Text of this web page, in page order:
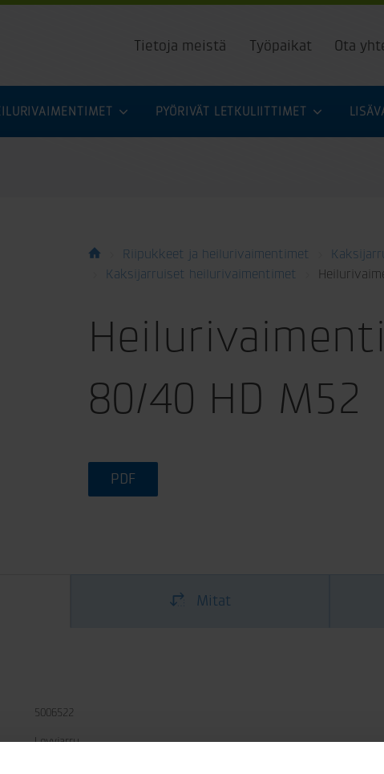
Tietoja meistä Työpaikat Ota
PYÖRIVÄT LETKULIITTIMET
Riipukkeet ja heilurivaimentimet
Kaksijarruiset heilurivaimentimet
80/40 HD M52
PDF
Mitat
5006522
Levyjarru